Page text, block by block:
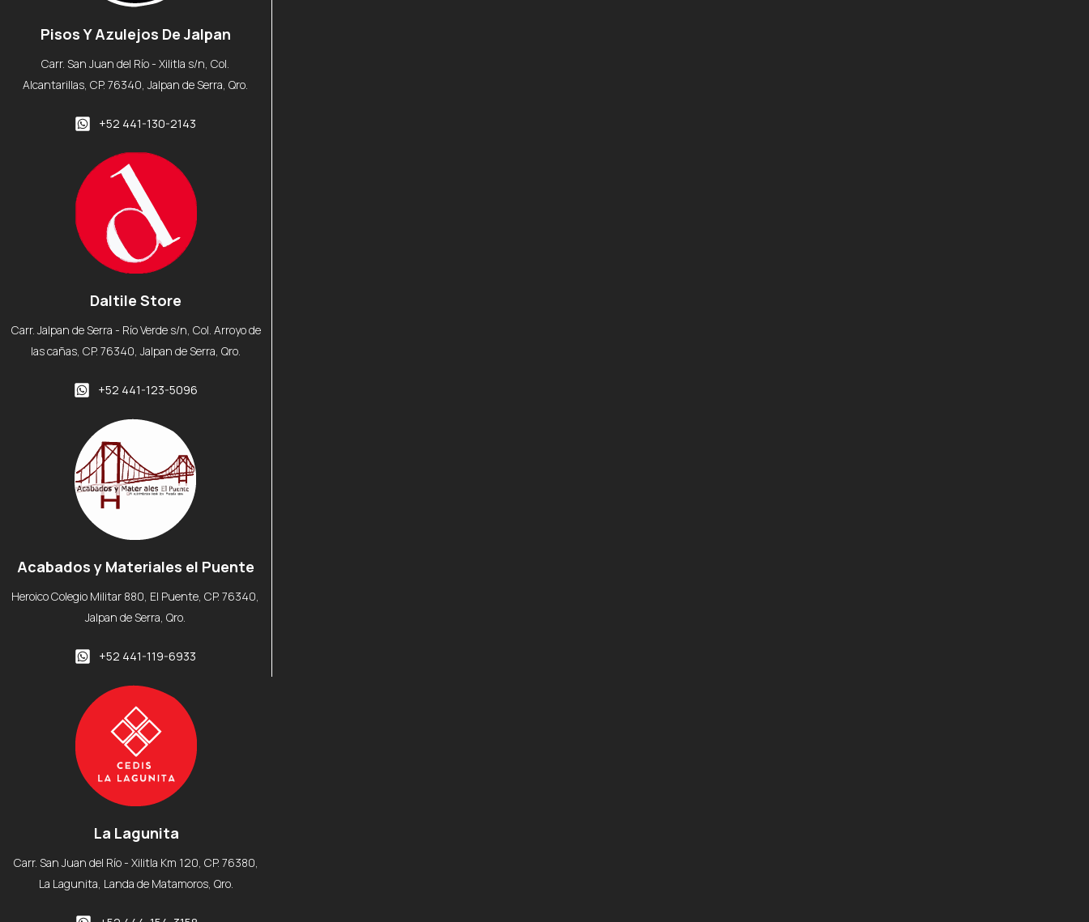
Pisos Y Azulejos De Jalpan
Carr. San Juan del Río - Xilitla s/n, Col.
Alcantarillas, CP. 76340, Jalpan de Serra, Qro.
+52 441-130-2143
Daltile Store
Carr. Jalpan de Serra - Río Verde s/n, Col. Arroyo de
las cañas, CP. 76340, Jalpan de Serra, Qro.
+52 441-123-5096
Acabados y Materiales el Puente
Heroico Colegio Militar 880, El Puente, CP. 76340,
Jalpan de Serra, Qro.
+52 441-119-6933
La Lagunita
Carr. San Juan del Río - Xilitla Km 120, CP. 76380,
La Lagunita, Landa de Matamoros, Qro.